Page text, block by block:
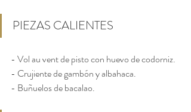
PIEZAS CALIENTES
- Vol au vent de pisto con huevo de codorniz.
- Crujiente de gambón y albahaca.
- Buñuelos de bacalao.